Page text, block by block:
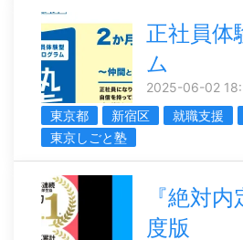
正社員体
ム
2025-06-02
東京都
新宿区 就職支援
東京しごと塾
『絶対
度版